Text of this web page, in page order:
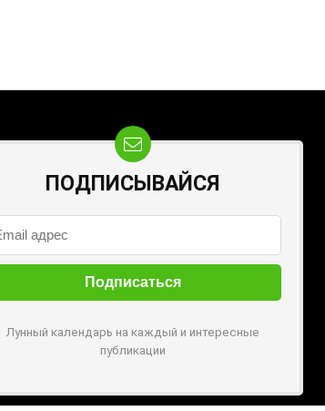
ПОДПИСЫВАЙСЯ
Лунный календарь на каждый и интересные
публикации